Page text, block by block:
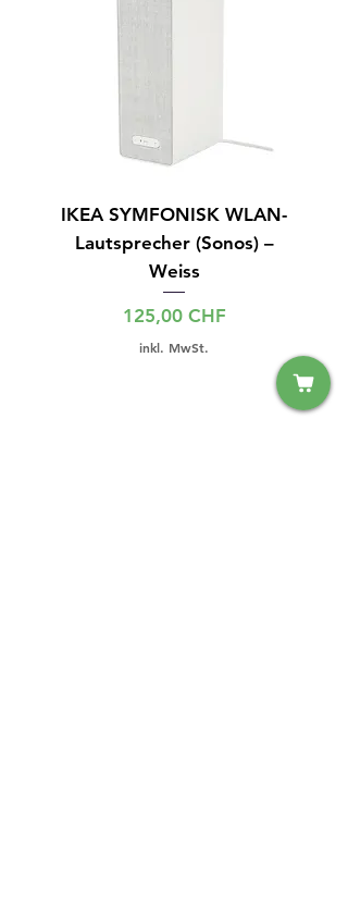
IKEA SYMFONISK WLAN-
Lautsprecher (Sonos) –
Weiss
Preis
125,00 CHF
inkl. MwSt.